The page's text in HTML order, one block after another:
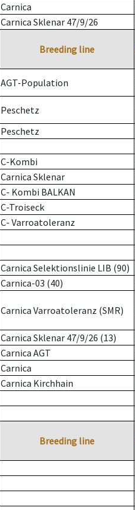
Carnica
Carnica Sklenar 47/9/26
Breeding line
AGT-Population
Peschetz
Peschetz
C-Kombi
Carnica Sklenar
C- Kombi BALKAN
C-Troiseck
C- Varroatoleranz
Carnica Selektionslinie LIB (90)
Carnica-03 (40)
Carnica Varroatoleranz (SMR)
Carnica Sklenar 47/9/26 (13)
Carnica AGT
Carnica
Carnica Kirchhain
Breeding line